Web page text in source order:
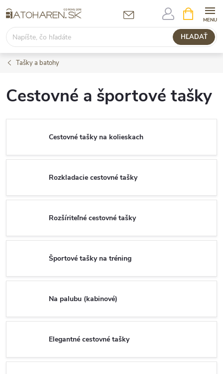
na
obsah
HĽADAŤ
KOŠÍK
Tašky a batohy
Cestovné a športové tašky
Cestovné tašky na kolieskach
Rozkladacie cestovné tašky
Rozšíriteľné cestovné tašky
Športové tašky na tréning
Na palubu (kabinové)
Elegantné cestovné tašky